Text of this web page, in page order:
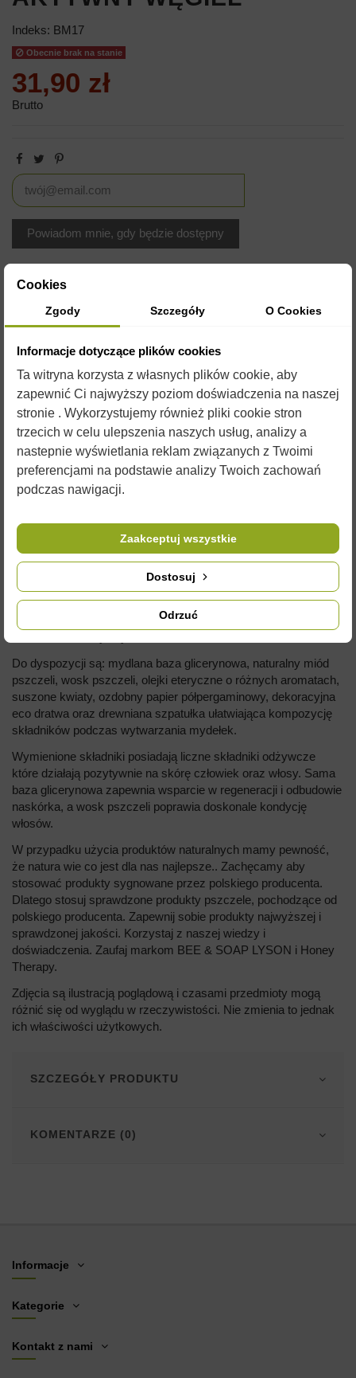
Indeks: BM17
Obecnie brak na stanie
31,90 zł
Brutto
OPIS
Baza mydlana do samodzielnej produkcji
mydła.
Bee&Soap i Honey Therapy skomponowała prozdrowotny
produkt to doskonałe uzupełnienie zestawu kreatywnego
pudełka. Sam zestaw jest dostępny w naszej ofercie, jest to
produkt typu hand-made który umożliwi państwu stworzenie
własnej kompozycji mydełek.
Składniki prozdrowotne i ozdobne są numerem jeden przy
Do dyspozycji są: mydlana baza glicerynowa, naturalny miód
pszczeli, wosk pszczeli, olejki eteryczne o różnych aromatach,
suszone kwiaty, ozdobny papier półpergaminowy, dekoracyjna
eco dratwa oraz drewniana szpatułka ułatwiająca kompozycję
składników podczas wytwarzania mydełek.
Wymienione składniki posiadają liczne składniki odżywcze
które działają pozytywnie na skórę człowiek oraz włosy. Sama
baza glicerynowa zapewnia wsparcie w regeneracji i odbudowie
naskórka, a wosk pszczeli poprawia doskonale kondycję
włosów.
W przypadku użycia produktów naturalnych mamy pewność,
że natura wie co jest dla nas najlepsze.. Zachęcamy aby
stosować produkty sygnowane przez polskiego producenta.
Dlatego stosuj sprawdzone produkty pszczele, pochodzące od
polskiego producenta. Zapewnij sobie produkty najwyższej i
sprawdzonej jakości. Korzystaj z naszej wiedzy i
doświadczenia. Zaufaj markom BEE & SOAP LYSON i Honey
Therapy.
Zdjęcia są ilustracją poglądową i czasami przedmioty mogą
różnić się od wyglądu w rzeczywistości. Nie zmienia to jednak
ich właściwości użytkowych.
SZCZEGÓŁY PRODUKTU
KOMENTARZE (0)
Informacje
Kategorie
Kontakt z nami
Cookies
Zgody Szczegóły O Cookies
Informacje dotyczące plików cookies
Ta witryna korzysta z własnych plików cookie, aby
zapewnić Ci najwyższy poziom doświadczenia na naszej
stronie . Wykorzystujemy również pliki cookie stron
trzecich w celu ulepszenia naszych usług, analizy a
nastepnie wyświetlania reklam związanych z Twoimi
preferencjami na podstawie analizy Twoich zachowań
podczas nawigacji.
Odrzuć
Dostosuj
Zaakceptuj wszystkie